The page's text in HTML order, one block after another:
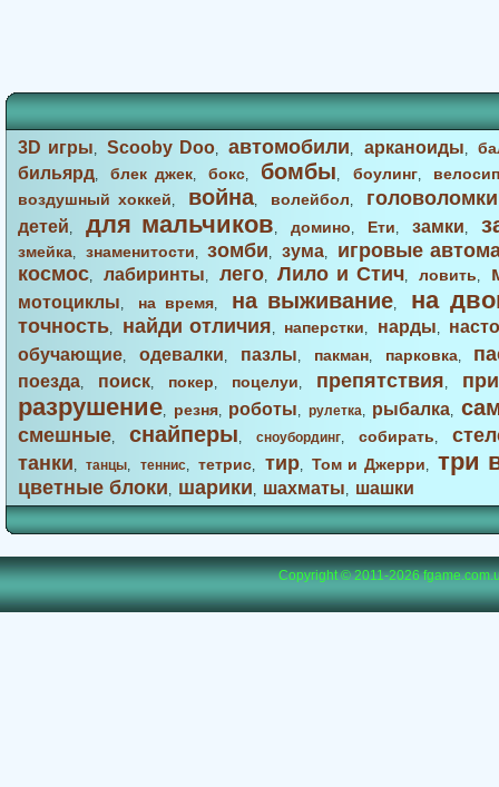
3D игры,Scooby Doo,автомобили, арканоиды,
бильярд,блек джек,бокс, бомбы, боулинг,
воздушный хоккей, война, волейбол, головоломки
детей, для мальчиков, домино, Ети, замки,
змейка, знаменитости,зомби, зума,
игровые
космос, лабиринты, лего,Лило и Стич,ловить,
мотоциклы, на время, на выживание, на
точность, найди отличия, наперстки, нарды,
обучающие, одевалки, пазлы, пакман, парковка,
поезда, поиск, покер, поцелуи, препятствия,
разрушение, резня, роботы, рулетка, рыбалка,
смешные, снайперы, сноубординг, собирать,
танки,танцы, теннис,тетрис, тир,Том и Джерри, три
цветные блоки, шарики, шахматы, шашки
Copyright © 2011-2026